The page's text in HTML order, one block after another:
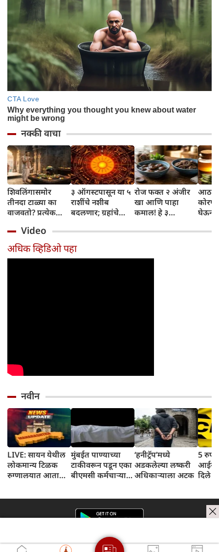
नक्की वाचा
शिवलिंगासमोर
तीनदा टाळ्या का
वाजवतो? प्रत्येक
जाणून घ्या
३ ऑगस्टपासून या ५
राशींचे नशीब
बदलणार; ग्रहांचे
संपतील आणि शुभ
दिवसांची सुरुवात
होईल
रोज फक्त २ अंजीर
खा आणि पाहा
कमाल! हे ३
तुम्हाला ठाऊक
घेऊन
Video
अधिक व्हिडिओ पहा
नवीन
LIVE: सायन येथील
लोकमान्य टिळक
रुग्णालयात आता
मुंबईत पाण्याच्या
टाकीवरून पडून एका
बीएमसी कर्मचाऱ्याचा
‘हनीट्रॅप’मध्ये
अडकलेल्या लष्करी
अधिकाऱ्याला अटक
5
आईने
दिले